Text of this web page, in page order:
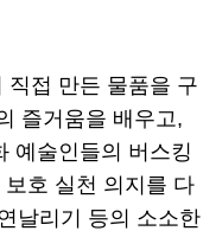
직접 만든 물품을 구
즐거움을 배우고,
예술인들의 버스킹
호 실천 의지를 다
날리기 등의 소소한